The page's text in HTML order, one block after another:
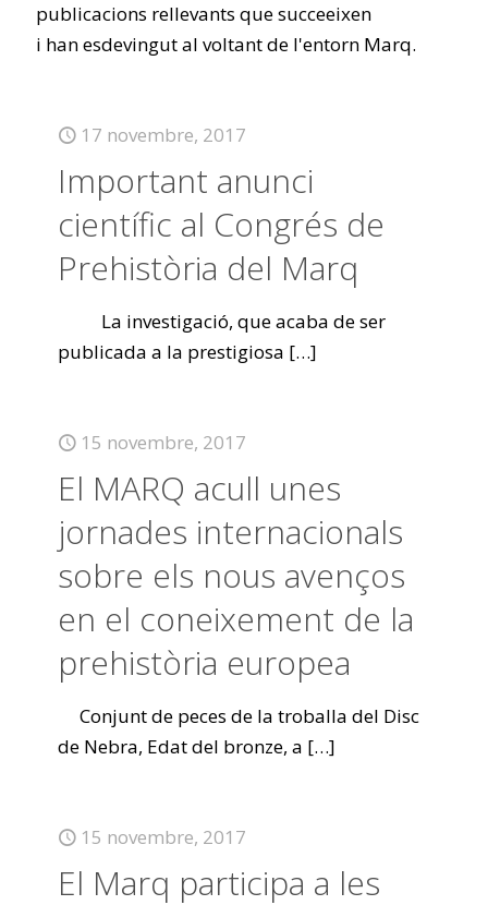
publicacions rellevants que succeeixen
i han esdevingut al voltant de l'entorn Marq.
17 novembre, 2017
Important anunci
científic al Congrés de
Prehistòria del Marq
La investigació, que acaba de ser
publicada a la prestigiosa […]
15 novembre, 2017
El MARQ acull unes
jornades internacionals
sobre els nous avenços
en el coneixement de la
prehistòria europea
Conjunt de peces de la troballa del Disc
de Nebra, Edat del bronze, a […]
15 novembre, 2017
El Marq participa a les